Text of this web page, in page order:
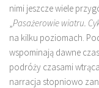
nimi jeszcze wiele
Pasażerowie wiatru.
na kilku poziomach.
wspominają dawne
podróży czasami
narracja stopniowo